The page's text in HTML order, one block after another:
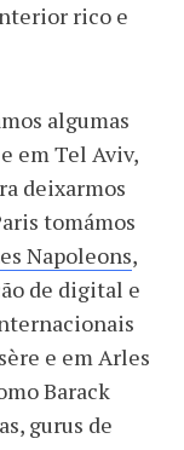
rico e
algumas
em Tel Aviv,
deixarmos
tomámos
Napoleons,
de digital e
e em Arles
Barack
gurus de